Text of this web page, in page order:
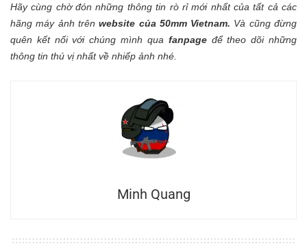
Hãy cùng chờ đón những thông tin rò rỉ mới nhất của tất cả các
hãng máy ảnh trên website của 50mm Vietnam. Và cũng đừng
quên kết nối với chúng mình qua fanpageđể theo dõi những
thông tin thú vị nhất về nhiếp ảnh nhé.
Minh Quang